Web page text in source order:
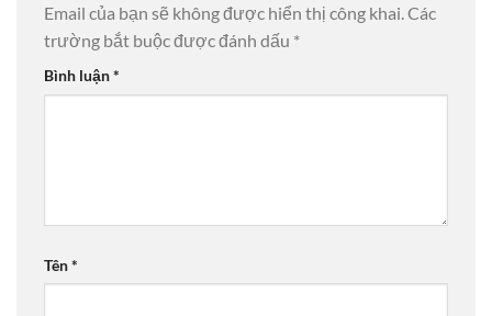
Email của bạn sẽ không được hiển thị công khai.Các
trường bắt buộc được đánh dấu *
Bình luận*
Tên*